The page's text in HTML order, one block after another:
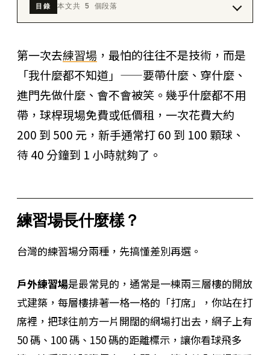
目錄 本文共 5 個段落
第一次去練習場 ，最怕的往往不是技術，而是
「我什麼都不知道」——要帶什麼、穿什麼、
進門先做什麼、會不會被笑。幾乎什麼都不用
帶，球桿現場免費或低價租，一次花費大約
200 到 500 元，新手通常打 60 到 100 顆球、
待 40 分鐘到 1 小時就夠了。
練習場長什麼樣？
台灣的練習場分兩種，先搞懂差別再選。
戶外練習場是最常見的，通常是一棟兩三層樓的開放
式建築，每層樓排著一格一格的「打席」，你站在打
席裡，把球往前方一片開闊的網場打出去，網子上有
50 碼、100 碼、150 碼的距離標示，讓你看球飛多